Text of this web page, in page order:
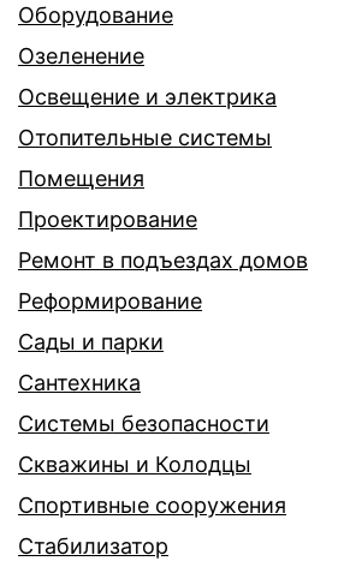
Оборудование
Озеленение
Освещение и электрика
Отопительные системы
Помещения
Проектирование
Ремонт в подъездах домов
Реформирование
Сады и парки
Сантехника
Системы безопасности
Скважины и Колодцы
Спортивные сооружения
Стабилизатор